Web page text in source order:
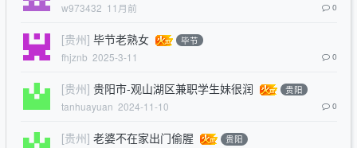
w973432 11月前 0
[贵州] 毕节老熟女 毕节
fhjznb 2025-3-11 0
[贵州] 贵阳市-观山湖区兼职学生妹很润 贵阳
tanhuayuan 2024-11-10 0
[贵州] 老婆不在家出门偷腥 贵阳